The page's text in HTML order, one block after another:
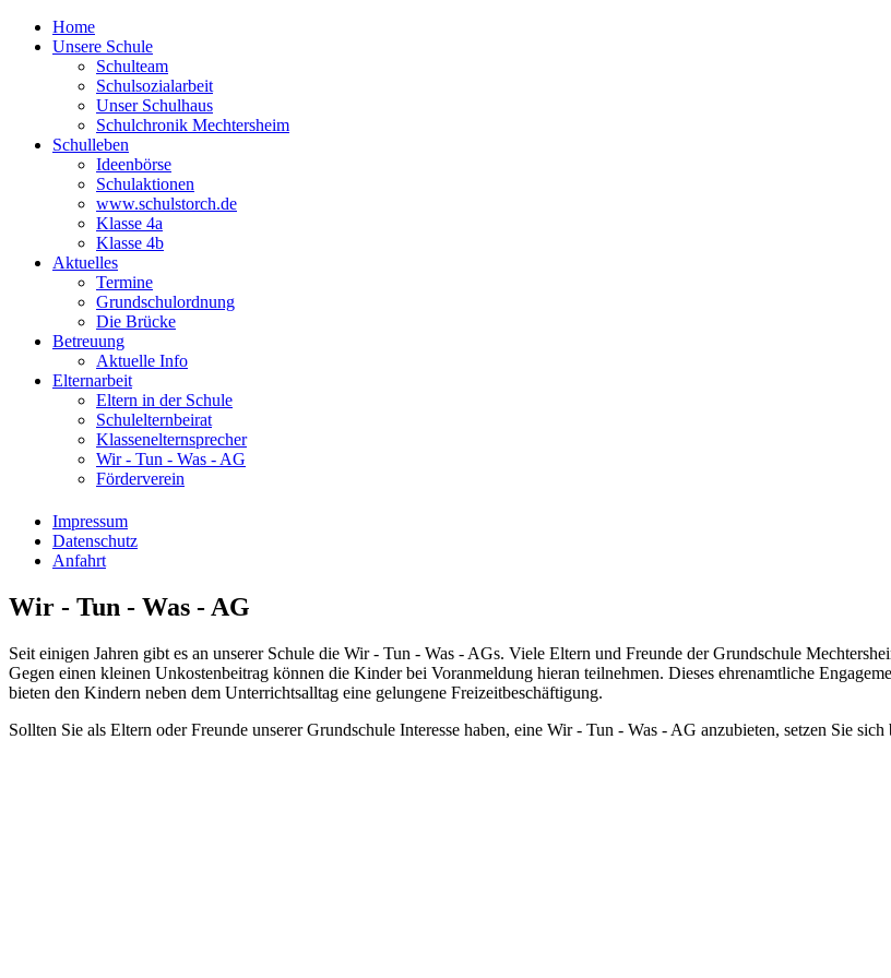
Home
Unsere Schule
Schulteam
Schulsozialarbeit
Unser Schulhaus
Schulchronik Mechtersheim
Schulleben
Ideenbörse
Schulaktionen
www.schulstorch.de
Klasse 4a
Klasse 4b
Aktuelles
Termine
Grundschulordnung
Die Brücke
Betreuung
Aktuelle Info
Elternarbeit
Eltern in der Schule
Schulelternbeirat
Klassenelternsprecher
Wir - Tun - Was - AG
Förderverein
Impressum
Datenschutz
Anfahrt
Wir - Tun - Was - AG
Seit einigen Jahren gibt es an unserer Schule die Wir - Tun - Was - AGs. Viele Eltern und Freunde der Grundschule
Gegen einen kleinen Unkostenbeitrag können die Kinder bei Voranmeldung hieran teilnehmen. Dieses ehrenamtliche
bieten den Kindern neben dem Unterrichtsalltag eine gelungene Freizeitbeschäftigung.
Sollten Sie als Eltern oder Freunde unserer Grundschule Interesse haben, eine Wir - Tun - Was - AG anzubieten, setzen Sie